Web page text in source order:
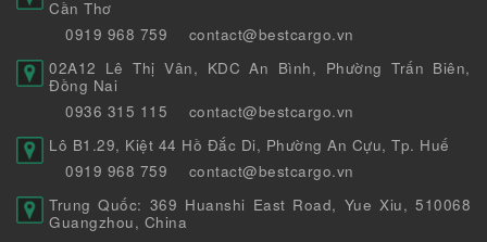
Cần Thơ
0919 968 759
contact@bestcargo.vn
02A12 Lê Thị Vân, KDC An Bình, Phường Trấn Biên,
Đồng Nai
0936 315 115
contact@bestcargo.vn
Lô B1.29, Kiệt 44 Hồ Đắc Di, Phường An Cựu, Tp. Huế
0919 968 759
contact@bestcargo.vn
Trung Quốc: 369 Huanshi East Road, Yue Xiu, 510068
Guangzhou, China